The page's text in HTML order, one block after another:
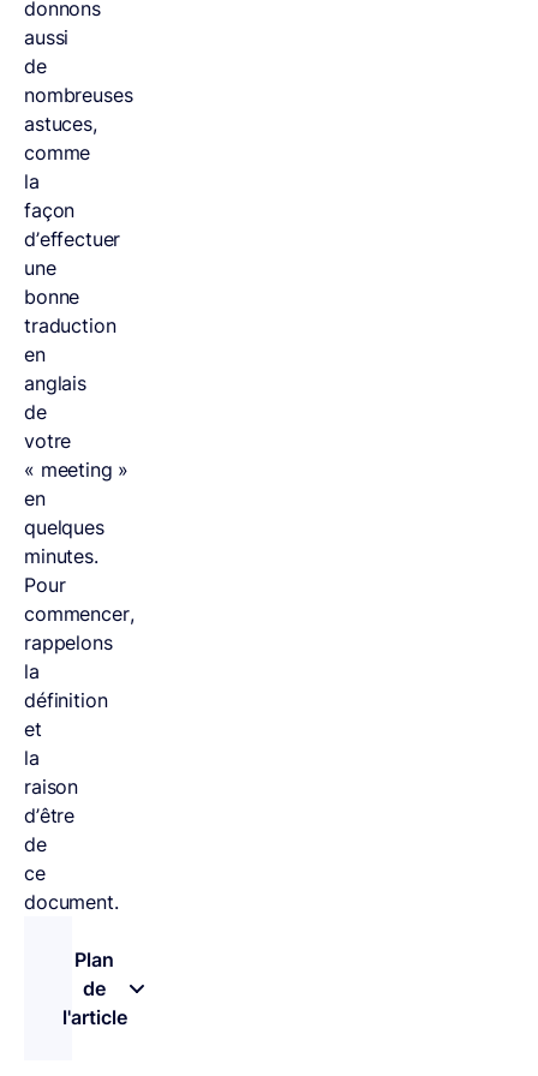
donnons
aussi
de
nombreuses
astuces,
comme
la
façon
d’effectuer
une
bonne
traduction
en
anglais
de
votre
« meeting »
en
quelques
minutes.
Pour
commencer,
rappelons
la
définition
et
la
raison
d’être
de
ce
document.
Plan
de
l'article